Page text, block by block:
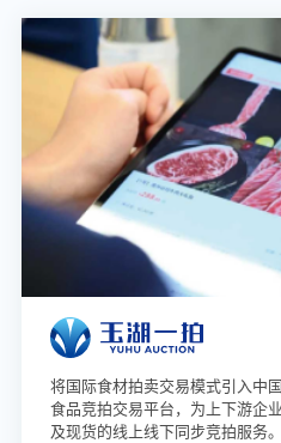
将国际食材拍卖交易模式引入中
食品竞拍交易平台，为上下游企
及现货的线上线下同步竞拍服务。